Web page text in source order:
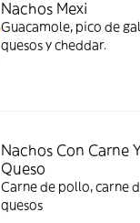
Nachos Mexi
Guacamole, pico de
quesos y cheddar.
Nachos Con Carne
Queso
Carne de pollo, carne
quesos